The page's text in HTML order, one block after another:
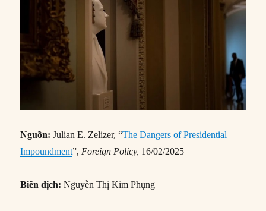
Nguồn: Julian E. Zelizer, “The Dangers of Presidential
Impoundment”, Foreign Policy, 16/02/2025
Biên dịch: Nguyễn Thị Kim Phụng